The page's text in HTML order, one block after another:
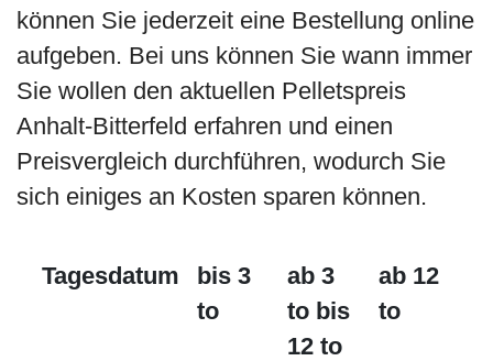
können Sie jederzeit eine Bestellung online
aufgeben. Bei uns können Sie wann immer
Sie wollen den aktuellen Pelletspreis
Anhalt-Bitterfeld erfahren und einen
Preisvergleich durchführen, wodurch Sie
sich einiges an Kosten sparen können.
Tagesdatum
bis 3
to
ab 3
to bis
12 to
ab 12
to